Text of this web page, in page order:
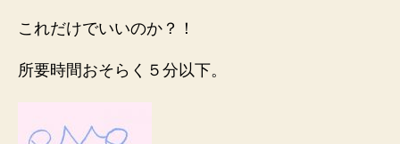
これだけでいいのか？！
所要時間おそらく５分以下。